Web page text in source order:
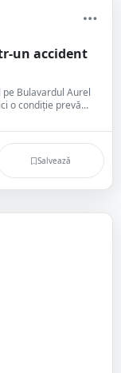
un accident
Bulavardul Aurel
o condiție prevă...
Salvează